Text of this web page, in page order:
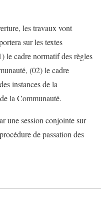
les travaux vont
sur les textes
le cadre normatif des règles
(02) le cadre
instances de la
la Communauté.
une session conjointe sur
de passation des